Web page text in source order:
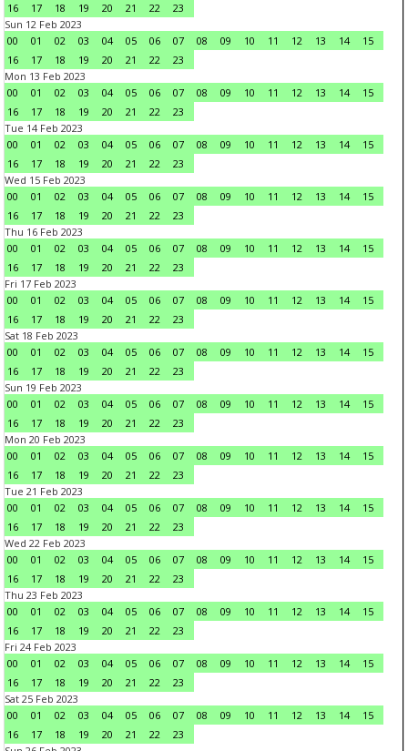
16
17 18 19 20 21 22
23
Sun 12 Feb 2023
00
01 02 03 04 05 06 07 08 09 10 11 12 13 14
15
16
17 18 19 20 21 22
23
Mon 13 Feb 2023
00
01 02 03 04 05 06 07 08 09 10 11 12 13 14
15
16
17 18 19 20 21 22
23
Tue 14 Feb 2023
00
01 02 03 04 05 06 07 08 09 10 11 12 13 14
15
16
17 18 19 20 21 22
23
Wed 15 Feb 2023
00
01 02 03 04 05 06 07 08 09 10 11 12 13 14
15
16
17 18 19 20 21 22
23
Thu 16 Feb 2023
00
01 02 03 04 05 06 07 08 09 10 11 12 13 14
15
16
17 18 19 20 21 22
23
Fri 17 Feb 2023
00
01 02 03 04 05 06 07 08 09 10 11 12 13 14
15
16
17 18 19 20 21 22
23
Sat 18 Feb 2023
00
01 02 03 04 05 06 07 08 09 10 11 12 13 14
15
16
17 18 19 20 21 22
23
Sun 19 Feb 2023
00
01 02 03 04 05 06 07 08 09 10 11 12 13 14
15
16
17 18 19 20 21 22
23
Mon 20 Feb 2023
00
01 02 03 04 05 06 07 08 09 10 11 12 13 14
15
16
17 18 19 20 21 22
23
Tue 21 Feb 2023
00
01 02 03 04 05 06 07 08 09 10 11 12 13 14
15
16
17 18 19 20 21 22
23
Wed 22 Feb 2023
00
01 02 03 04 05 06 07 08 09 10 11 12 13 14
15
16
17 18 19 20 21 22
23
Thu 23 Feb 2023
00
01 02 03 04 05 06 07 08 09 10 11 12 13 14
15
16
17 18 19 20 21 22
23
Fri 24 Feb 2023
00
01 02 03 04 05 06 07 08 09 10 11 12 13 14
15
16
17 18 19 20 21 22
23
Sat 25 Feb 2023
00
01 02 03 04 05 06 07 08 09 10 11 12 13 14
15
16
17 18 19 20 21 22
23